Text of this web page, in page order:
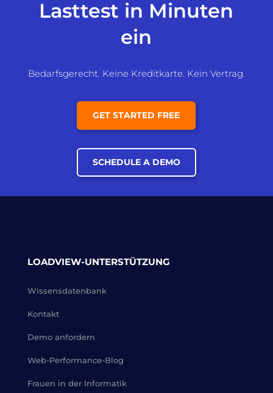
Lasttest in Minuten
ein
Bedarfsgerecht. Keine Kreditkarte. Kein Vertrag.
GET STARTED FREE
SCHEDULE A DEMO
LOADVIEW-UNTERSTÜTZUNG
Wissensdatenbank
Kontakt
Demo anfordern
Web-Performance-Blog
Frauen in der Informatik